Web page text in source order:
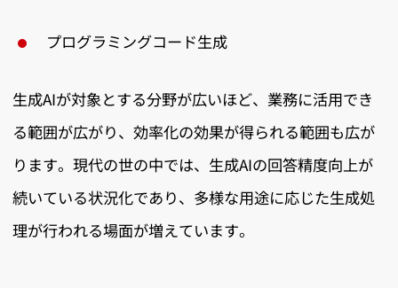
プログラミングコード生成
生成AIが対象とする分野が広いほど、業務に活用でき
る範囲が広がり、効率化の効果が得られる範囲も広が
ります。現代の世の中では、生成AIの回答精度向上が
続いている状況化であり、多様な用途に応じた生成処
理が行われる場面が増えています。